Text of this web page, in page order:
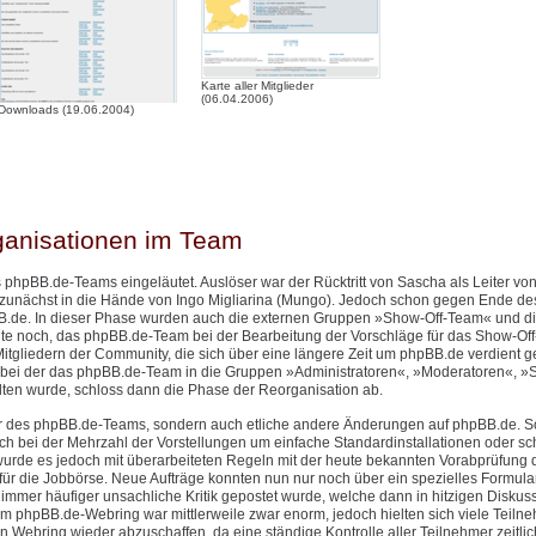
(19.06.2004)
Karte aller Mitglieder
(06.04.2006)
im Team
Teams eingeläutet. Auslöser war der Rücktritt von Sascha als Leiter
in die Hände von Ingo Migliarina (Mungo). Jedoch schon gegen Ende
In dieser Phase wurden auch die externen Gruppen »Show-Off-Team« und
noch, das phpBB.de-Team bei der Bearbeitung der Vorschläge für das Show-
der Community, die sich über eine längere Zeit um phpBB.de verdient
der das phpBB.de-Team in die Gruppen »Administratoren«, »Moderatoren«,
wurde, schloss dann die Phase der Reorganisation ab.
phpBB.de-Teams, sondern auch etliche andere Änderungen auf phpBB.de.
bei der Mehrzahl der Vorstellungen um einfache Standardinstallationen oder
es jedoch mit überarbeiteten Regeln mit der heute bekannten Vorabprüfung
die Jobbörse. Neue Aufträge konnten nun nur noch über ein spezielles
häufiger unsachliche Kritik gepostet wurde, welche dann in hitzigen
phpBB.de-Webring war mittlerweile zwar enorm, jedoch hielten sich viele